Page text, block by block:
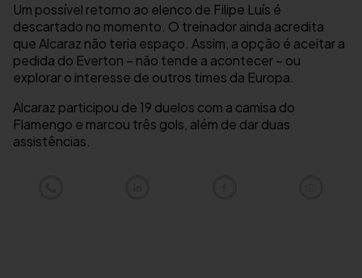
Um possível retorno ao elenco de Filipe Luís é
descartado no momento. O treinador ainda acredita
que Alcaraz não teria espaço. Assim, a opção é aceitar a
pedida do Everton – não tende a acontecer – ou
explorar o interesse de outros times da Europa.
Alcaraz participou de 19 duelos com a camisa do
Flamengo e marcou três gols, além de dar duas
assistências.